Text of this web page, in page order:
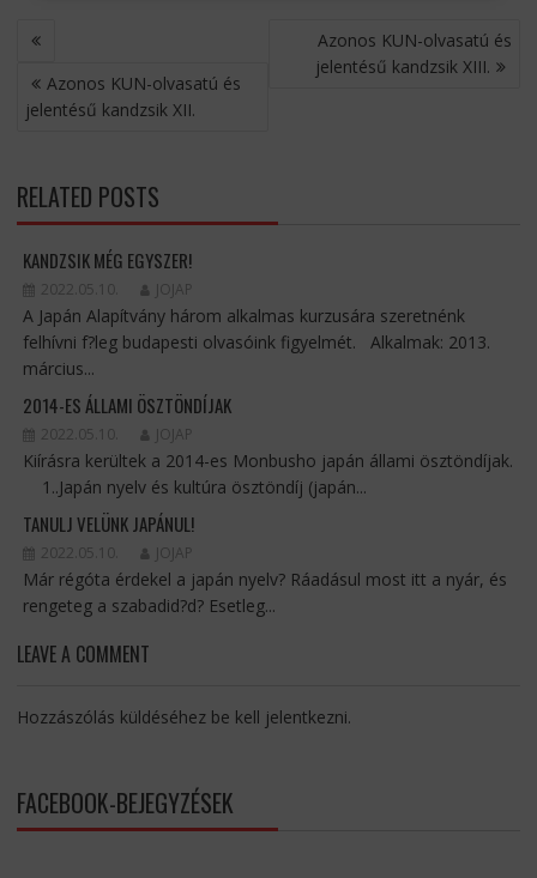
BEJEGYZÉS
NAVIGÁCIÓ
Azonos KUN-olvasatú és
jelentésű kandzsik XII.
Azonos KUN-olvasatú és
jelentésű kandzsik XIII.
RELATED POSTS
KANDZSIK MÉG EGYSZER!
2022.05.10. JOJAP
A Japán Alapítvány három alkalmas kurzusára szeretnénk
felhívni f?leg budapesti olvasóink figyelmét. Alkalmak: 2013.
március...
2014-ES ÁLLAMI ÖSZTÖNDÍJAK
2022.05.10. JOJAP
Kiírásra kerültek a 2014-es Monbusho japán állami ösztöndíjak.
1..Japán nyelv és kultúra ösztöndíj (japán...
TANULJ VELÜNK JAPÁNUL!
2022.05.10. JOJAP
Már régóta érdekel a japán nyelv? Ráadásul most itt a nyár, és
rengeteg a szabadid?d? Esetleg...
LEAVE A COMMENT
Hozzászólás küldéséhez be kell jelentkezni.
FACEBOOK-BEJEGYZÉSEK